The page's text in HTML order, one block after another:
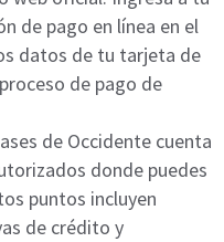
de pago en línea en el
datos de tu tarjeta de
de pago de
de Occidente cuenta
donde puedes
puntos incluyen
de crédito y